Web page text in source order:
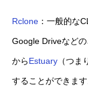
Rclone ：一般的な
Google Driveなど
からEstuary （つ
することができます